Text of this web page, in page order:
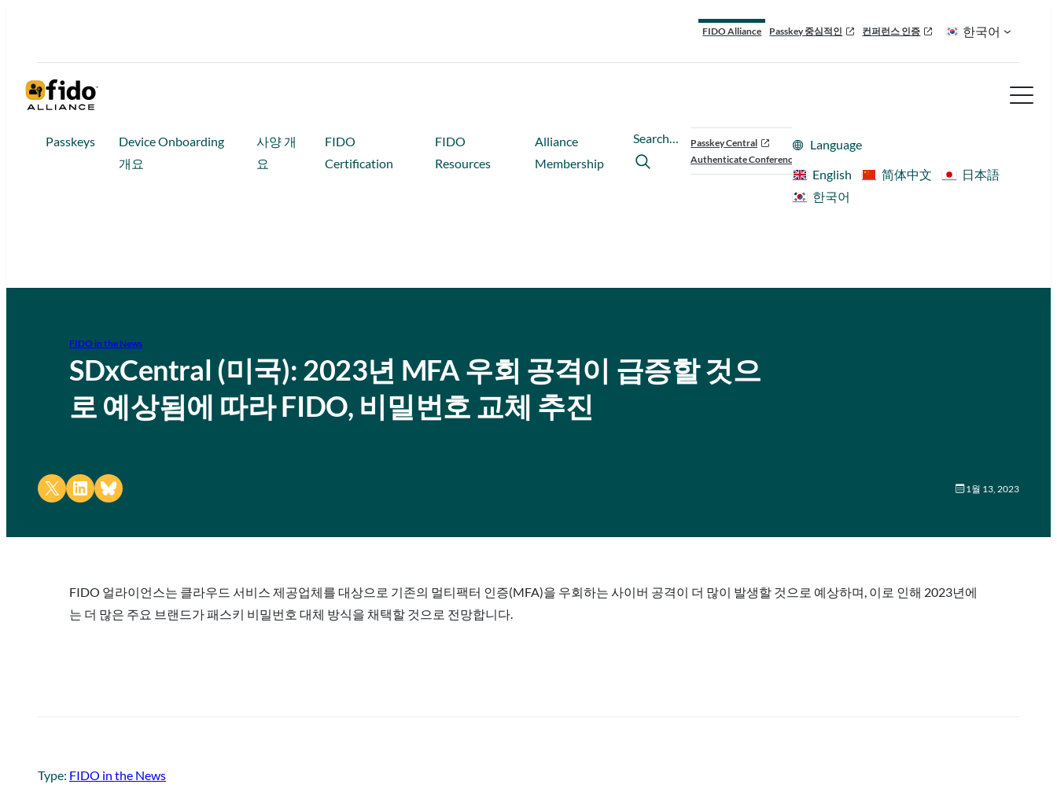
FIDO Alliance Passkey 중심적인 컨퍼런스 인증 한국어
Passkeys
Device Onboarding
개요
사양 개
요
FIDO
Certification
FIDO
Resources
Alliance
Membership
Search…
Passkey Central
Authenticate Conference
Language
English
简体中文
日本語
한국어
FIDO in the News
SDxCentral (미국): 2023년 MFA 우회 공격이 급증할 것으
로 예상됨에 따라 FIDO, 비밀번호 교체 추진
Share on X Share on LinkedIn
Share on Bluesky 1월 13, 2023
FIDO 얼라이언스는 클라우드 서비스 제공업체를 대상으로 기존의 멀티팩터 인증(MFA)을 우회하는 사이버 공격이 더 많이 발생할 것으로 예상하며, 이로 인해 2023년에
는 더 많은 주요 브랜드가 패스키 비밀번호 대체 방식을 채택할 것으로 전망합니다.
Type: FIDO in the News